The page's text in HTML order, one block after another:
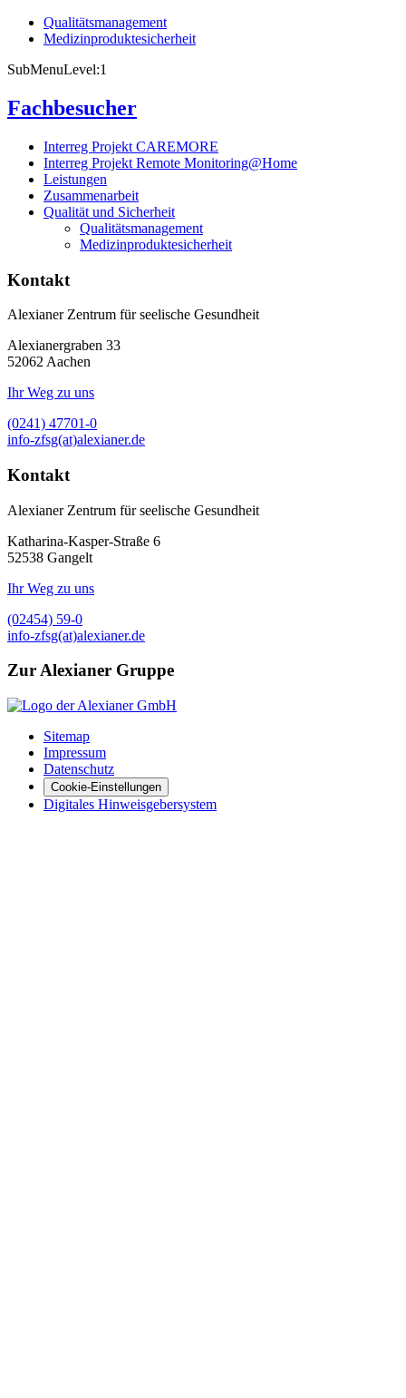
Qualitätsmanagement
Medizinproduktesicherheit
SubMenuLevel:1
Fachbesucher
Interreg Projekt CAREMORE
Interreg Projekt Remote Monitoring@Home
Leistungen
Zusammenarbeit
Qualität und Sicherheit
Qualitätsmanagement
Medizinproduktesicherheit
Kontakt
Alexianer Zentrum für seelische Gesundheit
Alexianergraben 33
52062 Aachen
Ihr Weg zu uns
(0241) 47701-0
info-zfsg(at)alexianer.de
Kontakt
Alexianer Zentrum für seelische Gesundheit
Katharina-Kasper-Straße 6
52538 Gangelt
Ihr Weg zu uns
(02454) 59-0
info-zfsg(at)alexianer.de
Zur Alexianer Gruppe
Sitemap
Impressum
Datenschutz
Cookie-Einstellungen
Digitales Hinweisgebersystem